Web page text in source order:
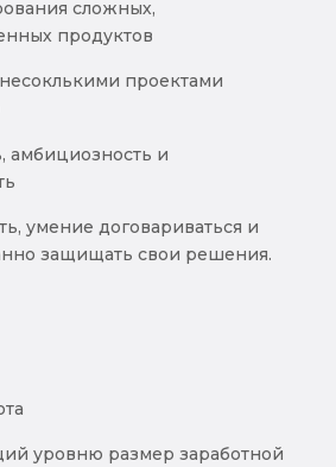
сложных,
продуктов
проектами
амбициозность и
умение договариваться и
защищать свои решения.
уровню размер заработной